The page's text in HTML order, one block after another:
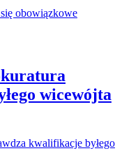
wicewójta